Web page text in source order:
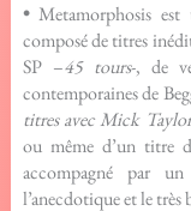
•Metamorphosis est
composé de titres
SP –45 tours-, de
contemporaines de
titres avec Mick
ou même d’un titre
accompagné par
l’anecdotique et le très